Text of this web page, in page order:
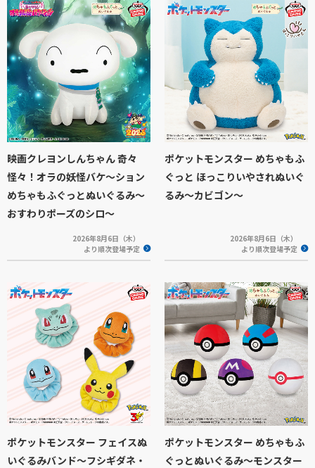
映画クレヨンしんちゃん 奇々
怪々！オラの妖怪バケ～ション
めちゃもふぐっとぬいぐるみ～
おすわりポーズのシロ～
2026年8月6日（木）
より順次登場予定
ポケットモンスター めちゃもふ
ぐっと ほっこりいやされぬいぐ
るみ～カビゴン～
2026年8月6日（木）
より順次登場予定
ポケットモンスター フェイスぬ
いぐるみバンド～フシギダネ・
ポケットモンスター めちゃもふ
ぐっとぬいぐるみ～モンスター